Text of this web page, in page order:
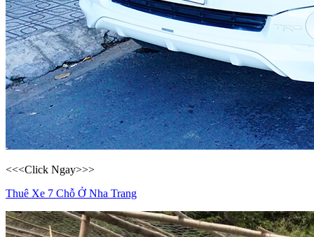
<<<Click Ngay>>>
Thuê Xe 7 Chỗ Ở Nha Trang